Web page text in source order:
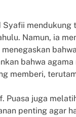
Syafii
Namun, ia
bahwa
memberi,
Puasa juga
penting agar